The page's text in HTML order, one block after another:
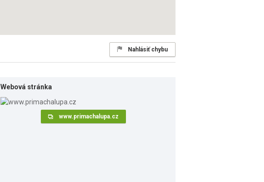
Nahlásiť chybu
Webová stránka
www.primachalupa.cz